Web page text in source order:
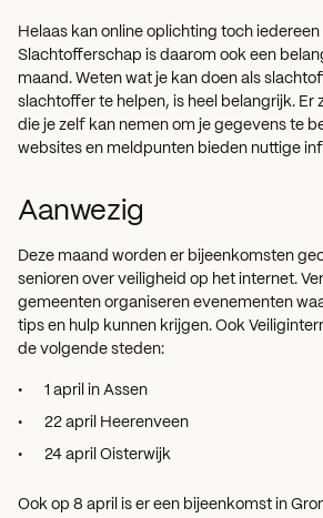
Helaas kan online oplichting toch
Slachtofferschap is daarom ook een
maand. Weten wat je kan doen als
slachtoffer te helpen, is heel belangrijk. Er
die je zelf kan nemen om je gegevens te
websites en meldpunten bieden nuttige
Aanwezig
Deze maand worden er bijeenkomsten
senioren over veiligheid op het internet.
gemeenten organiseren evenementen
tips en hulp kunnen krijgen. Ook
de volgende steden:
1 april in Assen
22 april Heerenveen
24 april Oisterwijk
Ook op 8 april is er een bijeenkomst in